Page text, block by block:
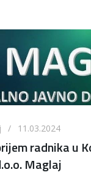
/ 11.03.2024
radnika u
Maglaj